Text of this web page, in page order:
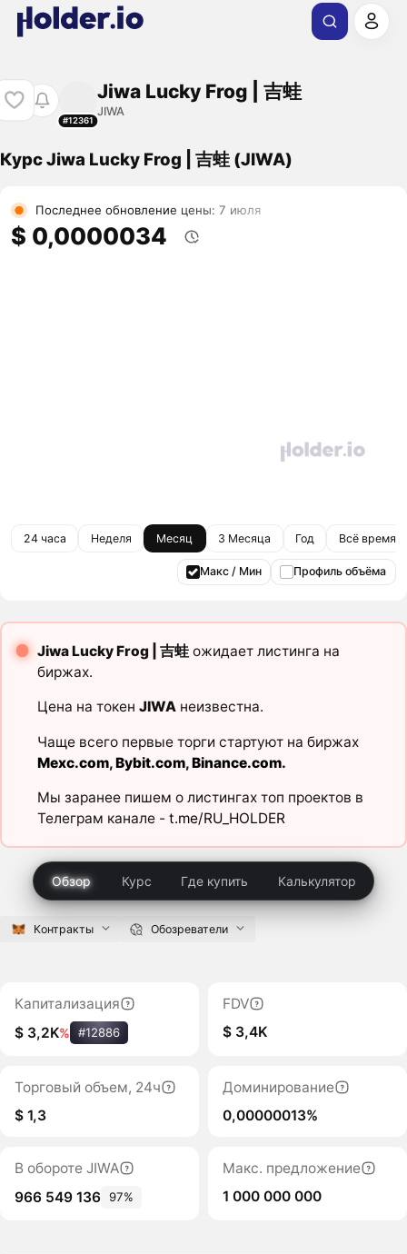
#12361
Jiwa Lucky Frog | 吉蛙
JIWA
Курс Jiwa Lucky Frog | 吉蛙 (JIWA)
Последнее обновление цены: 7 июля
$ 0,0000034
24 часа Неделя Месяц 3 Месяца Год Всё время
Макс / Мин Профиль объёма
Jiwa Lucky Frog | 吉蛙ожидает листинга на
биржах.
Цена на токен JIWAнеизвестна.
Чаще всего первые торги стартуют на биржах
Mexc.com,Bybit.com,Binance.com.
Мы заранее пишем о листингах топ проектов в
Телеграм канале - t.me/RU_HOLDER
Обзор Курс Где купить Калькулятор
Контракты Обозреватели
Капитализация
$ 3,2K% #12886
FDV
$ 3,4K
Торговый объем, 24ч
$ 1,3
Доминирование
0,00000013%
В обороте JIWA
966 549 136 97%
Макс. предложение
1 000 000 000